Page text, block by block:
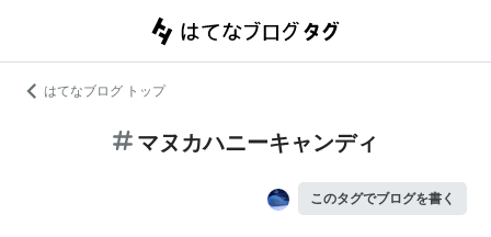
はてなブログ トップ
マヌカハニーキャンディ
このタグでブログを書く